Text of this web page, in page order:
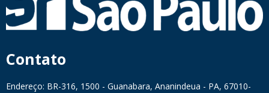
Contato
Endereço: BR-316, 1500 - Guanabara, Ananindeua - PA, 67010-